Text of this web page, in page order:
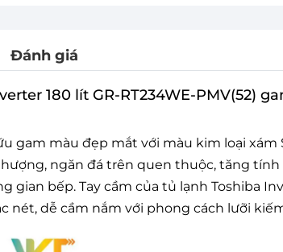
Đánh giá
180 lít GR-RT234WE-PMV(52)
gam màu đẹp mắt với màu kim loại
ngăn đá trên quen thuộc, tăng tính
gian bếp. Tay cầm của tủ lạnh Toshiba
nét, dễ cầm nắm với phong cách lưỡi